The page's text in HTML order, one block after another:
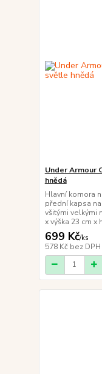
Under Armour
hnědá
Hlavní komora
přední kapsa
všitými velkými
x výška 23 cm x
699 Kč/ks
578 Kč bez DPH